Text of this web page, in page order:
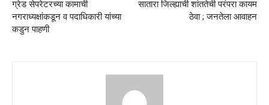
ग्रेड सेपरेटरच्या कामाची
नगराध्यक्षांकडून व पदाधिकारी यांच्या
कडुन पाहणी
सातारा जिल्ह्याची शांततेची परंपरा कायम
ठेवा ; जनतेला आवाहन